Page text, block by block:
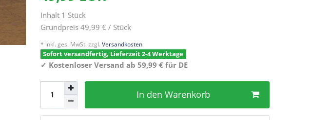
Inhalt 1 Stück
Grundpreis49,99 € / Stück
* inkl. ges. MwSt. zzgl. Versandkosten
Sofort versandfertig, Lieferzeit 2-4 Werktage
✓ Kostenloser Versand ab 59,99 € für DE
In den Warenkorb